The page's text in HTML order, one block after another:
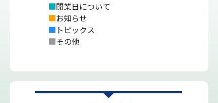
■開業日について
■お知らせ
■ トピックス
■その他